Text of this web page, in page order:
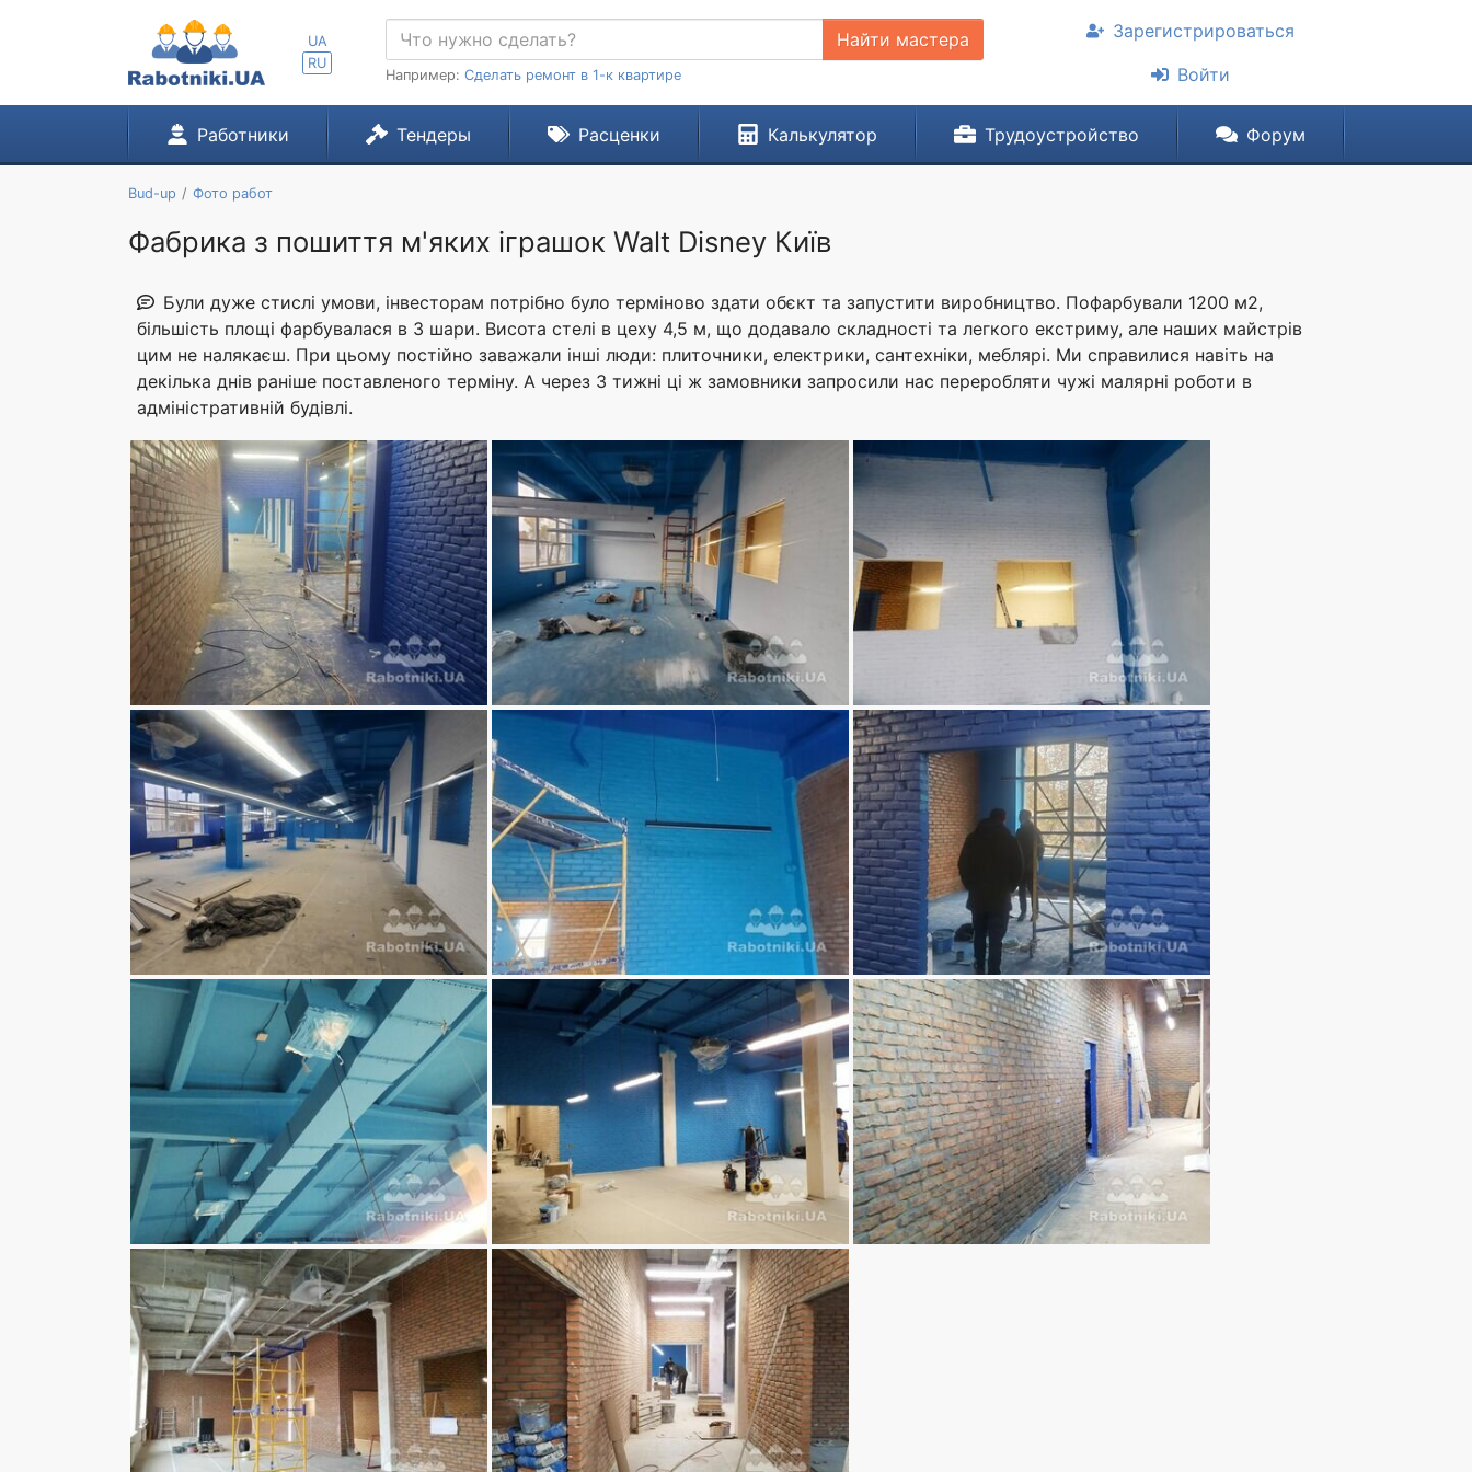
UA
RU
Найти мастера
Например: Сделать ремонт в 1-к квартире
Зарегистрироваться
Войти
Работники Тендеры Расценки Калькулятор Трудоустройство Форум
Bud-up Фото работ
Фабрика з пошиття м'яких іграшок Walt Disney Київ
Були дуже стислі умови, інвесторам потрібно було терміново здати обєкт та запустити виробництво. Пофарбували 1200 м2,
більшість площі фарбувалася в 3 шари. Висота стелі в цеху 4,5 м, що додавало складності та легкого екстриму, але наших майстрів
цим не налякаєш. При цьому постійно заважали інші люди: плиточники, електрики, сантехніки, меблярі. Ми справилися навіть на
декілька днів раніше поставленого терміну. А через 3 тижні ці ж замовники запросили нас переробляти чужі малярні роботи в
адміністративній будівлі.